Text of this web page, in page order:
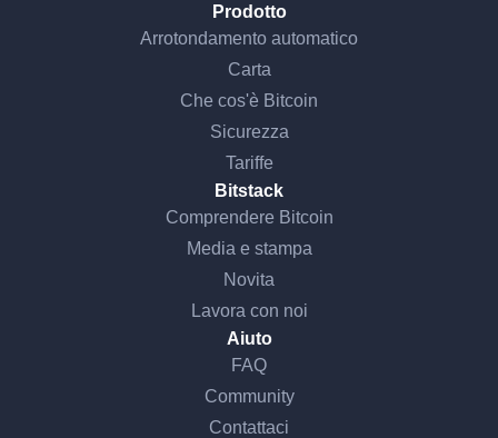
Prodotto
Arrotondamento automatico
Carta
Che cos'è Bitcoin
Sicurezza
Tariffe
Bitstack
Comprendere Bitcoin
Media e stampa
Novita
Lavora con noi
Aiuto
FAQ
Community
Contattaci